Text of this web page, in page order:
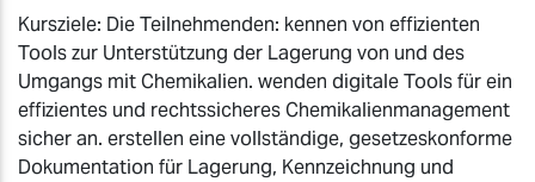
Kursziele: Die Teilnehmenden: kennen von effizienten
Tools zur Unterstützung der Lagerung von und des
Umgangs mit Chemikalien. wenden digitale Tools für ein
effizientes und rechtssicheres Chemikalienmanagement
sicher an. erstellen eine vollständige, gesetzeskonforme
Dokumentation für Lagerung, Kennzeichnung und